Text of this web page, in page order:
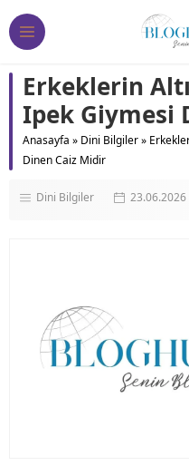
Erkeklerin
Ipek Giymesi
Anasayfa » Dini Bilgiler»
Dinen Caiz Midir
Dini Bilgiler 23.06.2026